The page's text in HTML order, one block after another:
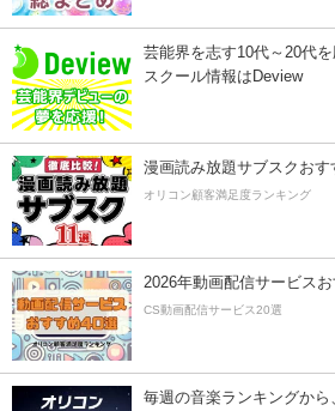
芸能界を志す10代～20代
スクール情報はDeview
漫画読み放題サブスクおす
オリコン顧客満足度ランキング
2026年動画配信サービスお
CS動画配信サービス20選
毎週の音楽ランキングか